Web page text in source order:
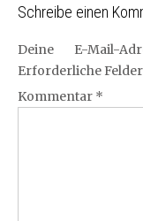
Schreibe einen
Deine E-Mail-
Erforderliche
Kommentar *